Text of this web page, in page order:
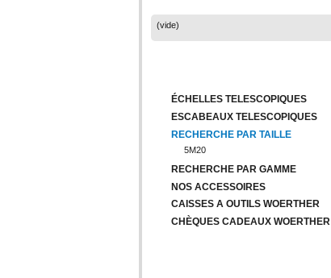
(vide)
ÉCHELLES TELESCOPIQUES
ESCABEAUX TELESCOPIQUES
RECHERCHE PAR TAILLE
5M20
RECHERCHE PAR GAMME
NOS ACCESSOIRES
CAISSES A OUTILS WOERTHER
CHÈQUES CADEAUX WOERTHER